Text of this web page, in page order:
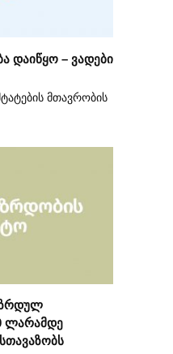
დაიწყო – ვადები
მთავრობის
ლარამდე